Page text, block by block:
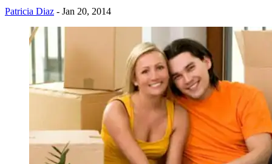
Patricia Diaz - Jan 20, 2014